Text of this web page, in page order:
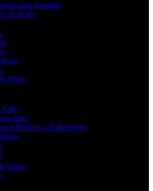
para Fumigar
de jardín
Mano
Auto
Auto
Eléctricas y Industriales
banco